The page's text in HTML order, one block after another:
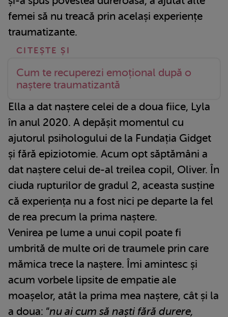
femei să nu treacă prin același experiențe
traumatizante.
Cum te recuperezi emoțional după o
naștere traumatizantă
Ella a dat naștere celei de a doua fiice, Lyla
în anul 2020. A depășit momentul cu
ajutorul psihologului de la Fundația Gidget
și fără epiziotomie. Acum opt săptămâni a
dat naștere celui de-al treilea copil, Oliver. În
ciuda rupturilor de gradul 2, aceasta susține
că experiența nu a fost nici pe departe la fel
de rea precum la prima naștere.
Venirea pe lume a unui copil poate fi
umbrită de multe ori de traumele prin care
mămica trece la naștere. Îmi amintesc și
acum vorbele lipsite de empatie ale
moașelor, atât la prima mea naștere, cât și la
a doua: “nu ai cum să naști fără durere,